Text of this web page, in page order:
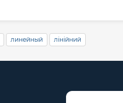
линейный лінійний